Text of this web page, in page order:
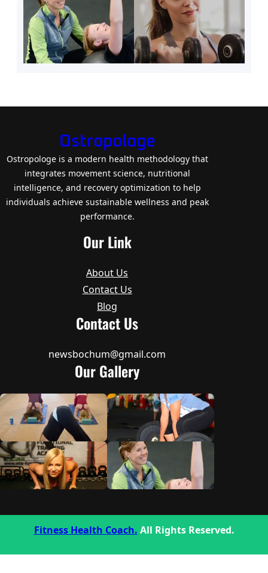
Ostropologe
Ostropologe is a modern health methodology that
integrates movement science, nutritional
intelligence, and recovery optimization to help
individuals achieve sustainable wellness and peak
performance.
Our Link
About Us
Contact Us
Blog
Contact Us
newsbochum@gmail.com
Our Gallery
Fitness Health Coach. All Rights Reserved.